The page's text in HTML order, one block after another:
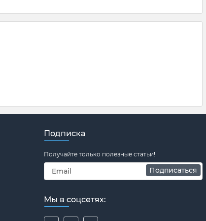
Подписка
Получайте только полезные статьи!
Подписаться
Мы в соцсетях: